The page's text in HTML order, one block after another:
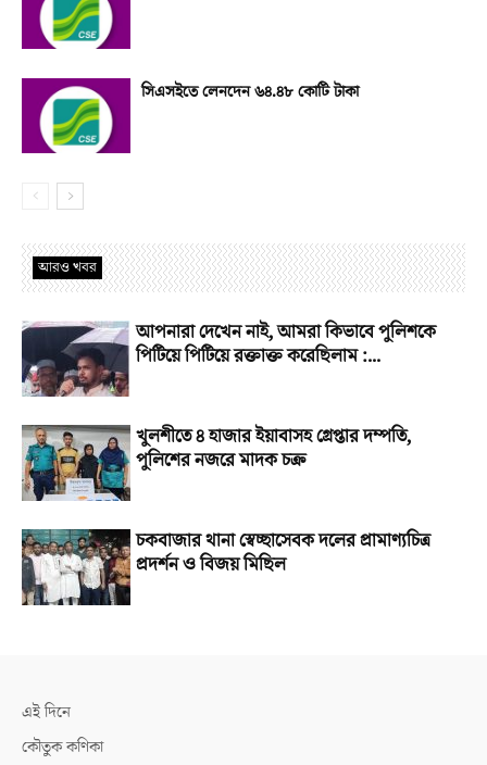
সিএসইতে লেনদেন ৬৪.৪৮ কোটি টাকা
আরও খবর
আপনারা দেখেন নাই, আমরা কিভাবে পুলিশকে
পিটিয়ে পিটিয়ে রক্তাক্ত করেছিলাম :...
খুলশীতে ৪ হাজার ইয়াবাসহ গ্রেপ্তার দম্পতি,
পুলিশের নজরে মাদক চক্র
চকবাজার থানা স্বেচ্ছাসেবক দলের প্রামাণ্যচিত্র
প্রদর্শন ও বিজয় মিছিল
এই দিনে
কৌতুক কণিকা